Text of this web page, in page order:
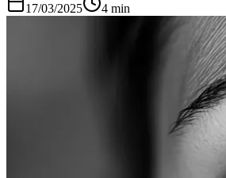
17/03/2025 4 min